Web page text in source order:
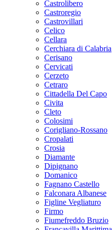
Castrolibero
Castroregio
Castrovillari
Celico
Cellara
Cerchiara di Calabria
Cerisano
Cervicati
Cerzeto
Cetraro
Cittadella Del Capo
Civita
Cleto
Colosimi
Corigliano-Rossano
Cropalati
Crosia
Diamante
Dipignano
Domanico
Fagnano Castello
Falconara Albanese
Figline Vegliaturo
Firmo
Fiumefreddo Bruzio